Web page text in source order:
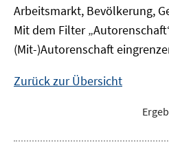
Arbeitsmarkt, Bevölkerung,
Mit dem Filter
(Mit-)Autorenschaft
Zurück zur Übersicht